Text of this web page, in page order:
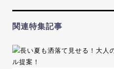
関連特集記事